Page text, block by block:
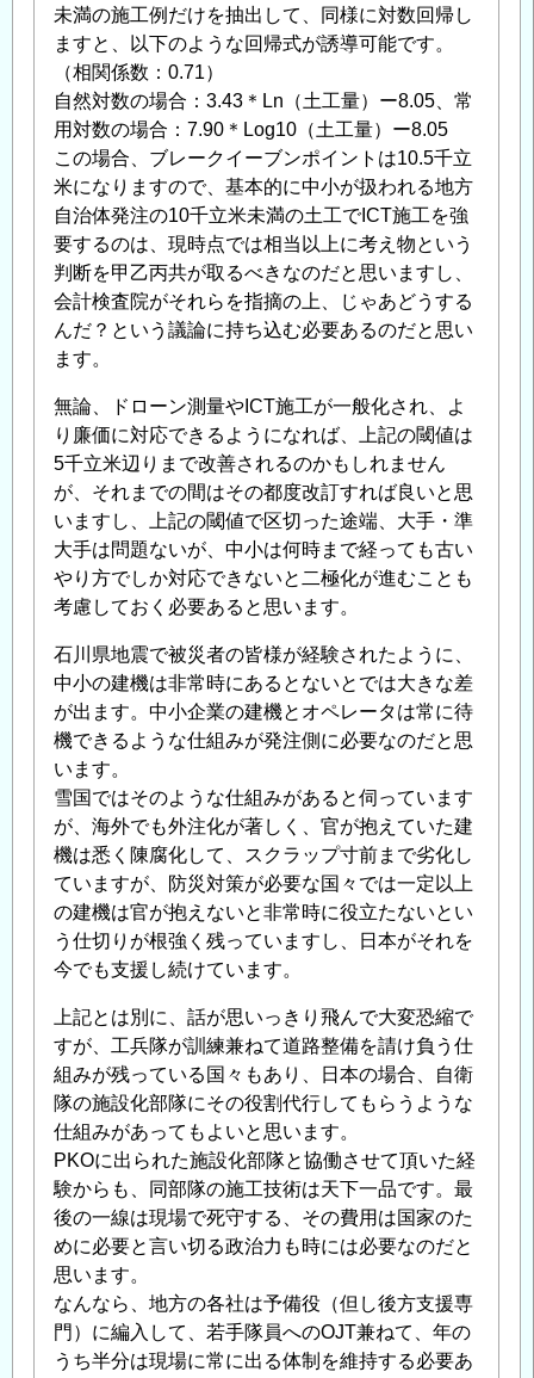
未満の施工例だけを抽出して、同様に対数回帰し
ますと、以下のような回帰式が誘導可能です。
（相関係数：0.71）
自然対数の場合：3.43＊Ln（土工量）ー8.05、常
用対数の場合：7.90＊Log10（土工量）ー8.05
この場合、ブレークイーブンポイントは10.5千立
米になりますので、基本的に中小が扱われる地方
自治体発注の10千立米未満の土工でICT施工を強
要するのは、現時点では相当以上に考え物という
判断を甲乙丙共が取るべきなのだと思いますし、
会計検査院がそれらを指摘の上、じゃあどうする
んだ？という議論に持ち込む必要あるのだと思い
ます。
無論、ドローン測量やICT施工が一般化され、よ
り廉価に対応できるようになれば、上記の閾値は
5千立米辺りまで改善されるのかもしれません
が、それまでの間はその都度改訂すれば良いと思
いますし、上記の閾値で区切った途端、大手・準
大手は問題ないが、中小は何時まで経っても古い
やり方でしか対応できないと二極化が進むことも
考慮しておく必要あると思います。
石川県地震で被災者の皆様が経験されたように、
中小の建機は非常時にあるとないとでは大きな差
が出ます。中小企業の建機とオペレータは常に待
機できるような仕組みが発注側に必要なのだと思
います。
雪国ではそのような仕組みがあると伺っています
が、海外でも外注化が著しく、官が抱えていた建
機は悉く陳腐化して、スクラップ寸前まで劣化し
ていますが、防災対策が必要な国々では一定以上
の建機は官が抱えないと非常時に役立たないとい
う仕切りが根強く残っていますし、日本がそれを
今でも支援し続けています。
上記とは別に、話が思いっきり飛んで大変恐縮で
すが、工兵隊が訓練兼ねて道路整備を請け負う仕
組みが残っている国々もあり、日本の場合、自衛
隊の施設化部隊にその役割代行してもらうような
仕組みがあってもよいと思います。
PKOに出られた施設化部隊と協働させて頂いた経
験からも、同部隊の施工技術は天下一品です。最
後の一線は現場で死守する、その費用は国家のた
めに必要と言い切る政治力も時には必要なのだと
思います。
なんなら、地方の各社は予備役（但し後方支援専
門）に編入して、若手隊員へのOJT兼ねて、年の
うち半分は現場に常に出る体制を維持する必要あ